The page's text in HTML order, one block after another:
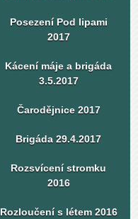
Posezení Pod lipami
2017
Kácení máje a brigáda
3.5.2017
Čarodějnice 2017
Brigáda 29.4.2017
Rozsvícení stromku
2016
Rozloučení s létem 2016